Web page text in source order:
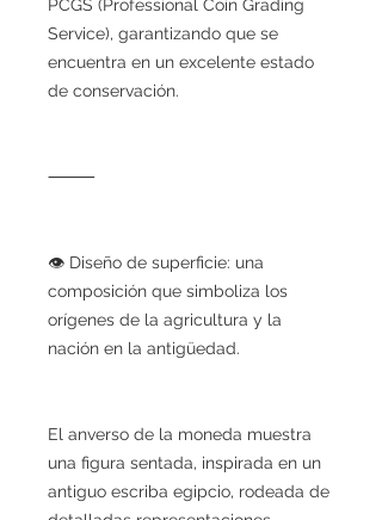
PCGS (Professional Coin Grading
Service), garantizando que se
encuentra en un excelente estado
de conservación.
⸻
👁 Diseño de superficie: una
composición que simboliza los
orígenes de la agricultura y la
nación en la antigüedad.
El anverso de la moneda muestra
una figura sentada, inspirada en un
antiguo escriba egipcio, rodeada de